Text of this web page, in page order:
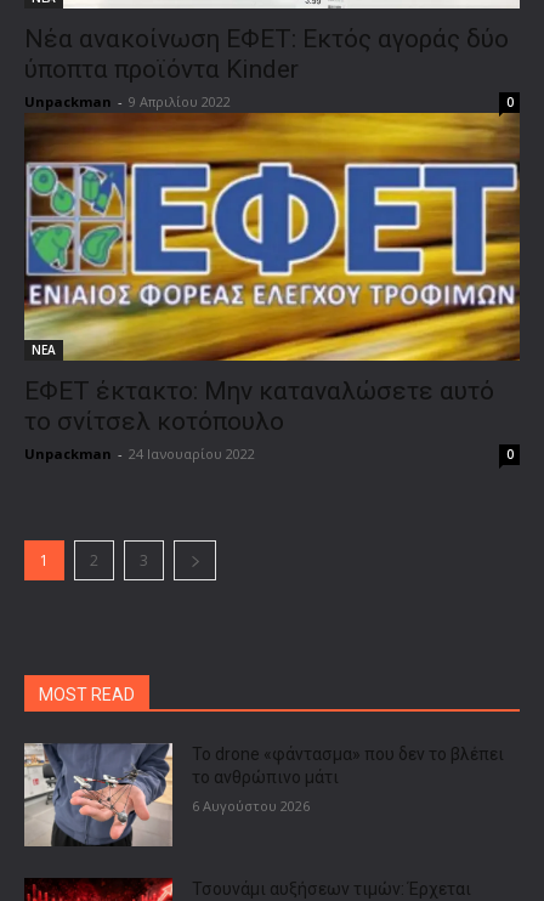
Νέα ανακοίνωση ΕΦΕΤ: Εκτός αγοράς δύο
ύποπτα προϊόντα Κinder
Unpackman - 9 Απριλίου 2022 0
ΝΕΑ
ΕΦΕΤ έκτακτο: Μην καταναλώσετε αυτό
το σνίτσελ κοτόπουλο
Unpackman - 24 Ιανουαρίου 2022 0
1 2 3
MOST READ
Το drone «φάντασμα» που δεν το βλέπει
το ανθρώπινο μάτι
6 Αυγούστου 2026
Τσουνάμι αυξήσεων τιμών: Έρχεται